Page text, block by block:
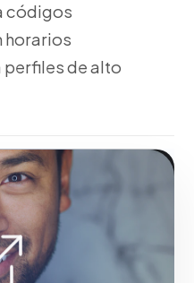
códigos
horarios
perfiles de alto
por clic (CPC) y